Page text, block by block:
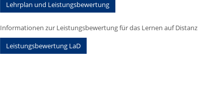
Lehrplan und Leistungsbewertung
Informationen zur Leistungsbewertung für das Lernen auf Distanz
Leistungsbewertung LaD